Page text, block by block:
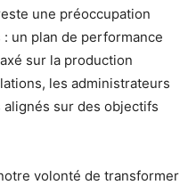
une préoccupation
un plan de performance
sur la production
les administrateurs
sur des objectifs
volonté de transformer